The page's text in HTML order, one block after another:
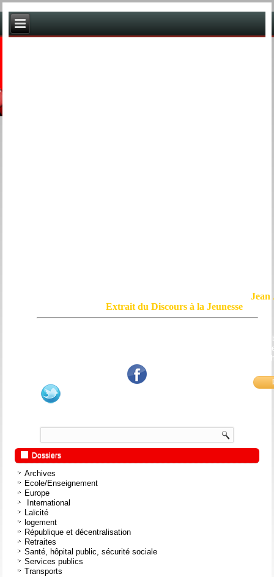
Jean
Extrait du Discours à la Jeunesse
mensonge triomphant qui passe, et de ne pas faire écho, de notre
bouche et de nos mains aux applaudissements imbéciles et aux
Dossiers
Archives
Ecole/Enseignement
Europe
International
Laïcité
logement
République et décentralisation
Retraites
Santé, hôpital public, sécurité sociale
Services publics
Transports